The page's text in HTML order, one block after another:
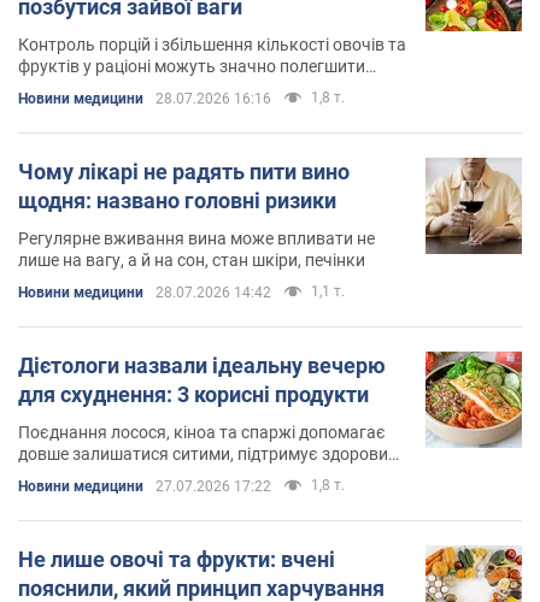
позбутися зайвої ваги
Контроль порцій і збільшення кількості овочів та
фруктів у раціоні можуть значно полегшити
Новини медицини 28.07.2026 16:16 1,8 т.
Чому лікарі не радять пити вино
щодня: названо головні ризики
Регулярне вживання вина може впливати не
лише на вагу, а й на сон, стан шкіри, печінки
Новини медицини 28.07.2026 14:42 1,1 т.
Дієтологи назвали ідеальну вечерю
для схуднення: 3 корисні продукти
Поєднання лосося, кіноа та спаржі допомагає
довше залишатися ситими, підтримує здоровий
обмін речовин і сприяє контролю ваги
Новини медицини 27.07.2026 17:22 1,8 т.
Не лише овочі та фрукти: вчені
пояснили, який принцип харчування